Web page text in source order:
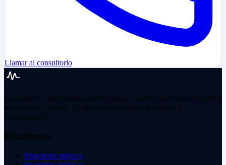
Llamar al consultorio
Encuentra al especialista que necesitas, resuelve tus dudas de salud y
mantente informado. Tu plataforma médica en México y
Latinoamérica.
Plataforma
Directorio médico